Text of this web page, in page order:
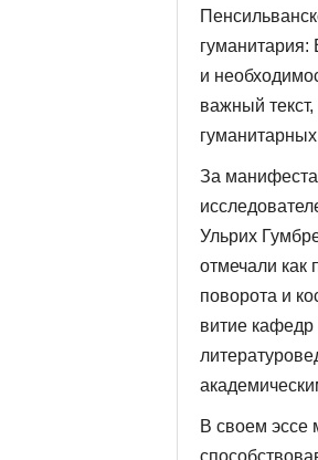
и
важный
За
Ульрих
отмечали как
поворота и
витие
В своем эссе